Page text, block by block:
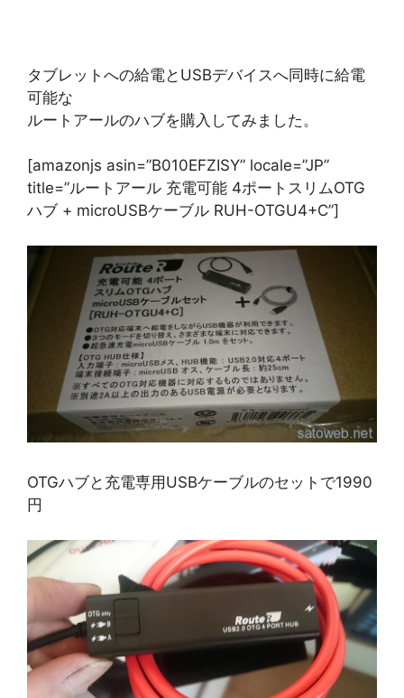
タブレットへの給電とUSBデバイスへ同時に給電
可能な
ルートアールのハブを購入してみました。
[amazonjs asin=”B010EFZISY” locale=”JP”
title=”ルートアール 充電可能 4ポートスリムOTG
ハブ + microUSBケーブル RUH-OTGU4+C”]
OTGハブと充電専用USBケーブルのセットで1990
円